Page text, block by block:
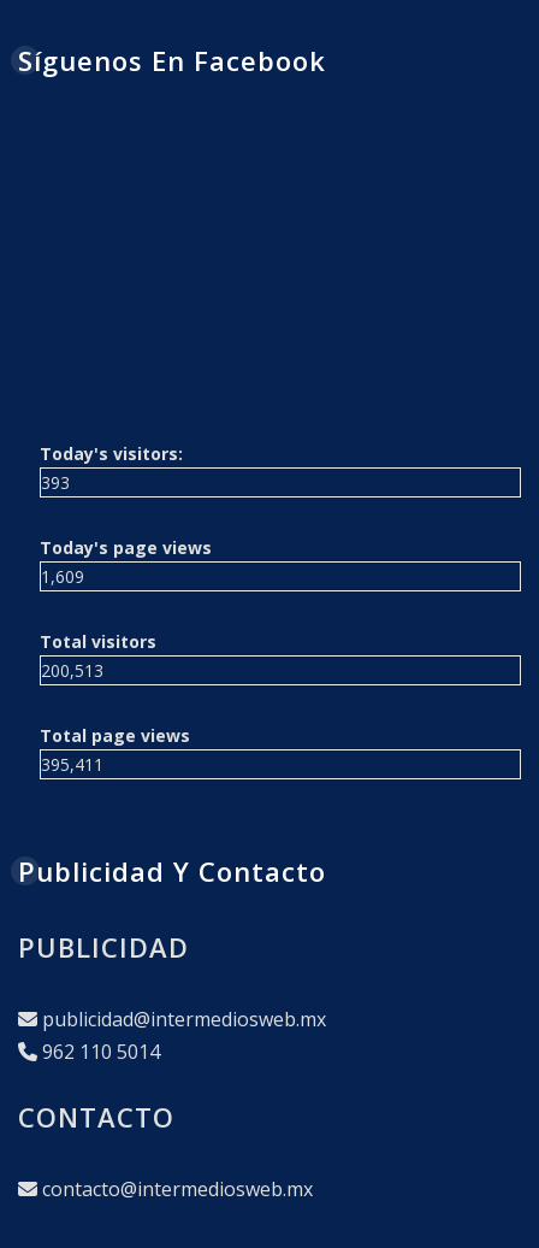
Síguenos En Facebook
Today's visitors:
393
Today's page views
1,609
Total visitors
200,513
Total page views
395,411
Publicidad Y Contacto
PUBLICIDAD
publicidad@intermediosweb.mx
962 110 5014
CONTACTO
contacto@intermediosweb.mx